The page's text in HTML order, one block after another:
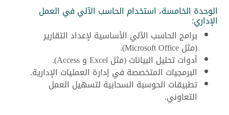
الوحدة الخامسة، استخدام الحاسب الآلي في العمل
الإداري:
برامج الحاسب الآلي الأساسية لإعداد التقارير
(مثل Microsoft Office).
أدوات تحليل البيانات (مثل Excel و Access).
البرمجيات المتخصصة في إدارة العمليات الإدارية.
تطبيقات الحوسبة السحابية لتسهيل العمل
التعاوني.